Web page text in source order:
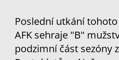
Poslední utkání
AFK sehraje "B"
podzimní část sezóny